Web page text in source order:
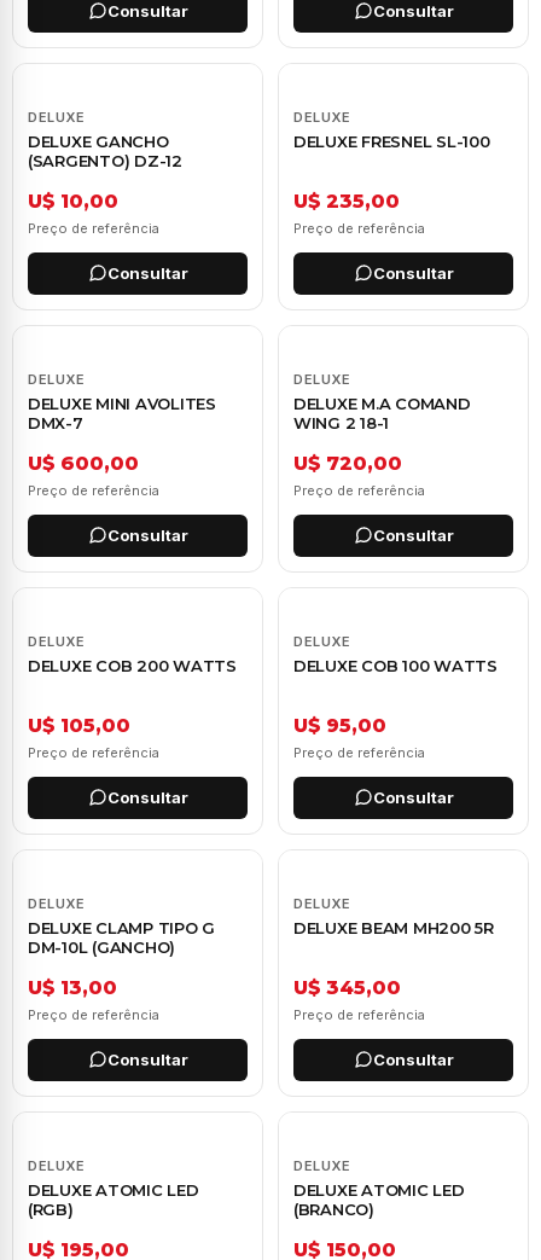
Consultar Consultar
DELUXE
DELUXE GANCHO
(SARGENTO) DZ-12
U$ 10,00
Preço de referência
Consultar
DELUXE
DELUXE FRESNEL SL-100
U$ 235,00
Preço de referência
Consultar
DELUXE
DELUXE MINI AVOLITES
DMX-7
U$ 600,00
Preço de referência
Consultar
DELUXE
DELUXE M.A COMAND
WING 2 18-1
U$ 720,00
Preço de referência
Consultar
DELUXE
DELUXE COB 200 WATTS
U$ 105,00
Preço de referência
Consultar
DELUXE
DELUXE COB 100 WATTS
U$ 95,00
Preço de referência
Consultar
DELUXE
DELUXE CLAMP TIPO G
DM-10L (GANCHO)
U$ 13,00
Preço de referência
Consultar
DELUXE
DELUXE BEAM MH200 5R
U$ 345,00
Preço de referência
Consultar
DELUXE
DELUXE ATOMIC LED
(RGB)
U$ 195,00
DELUXE
DELUXE ATOMIC LED
(BRANCO)
U$ 150,00